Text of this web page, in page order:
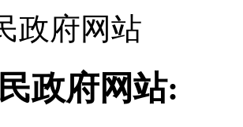
政府网站
政府网站: